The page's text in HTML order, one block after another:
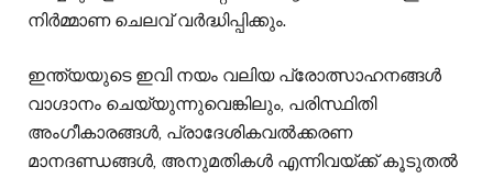
നിർമ്മാണ ചെലവ് വർദ്ധിപ്പിക്കും.
ഇന്ത്യയുടെ ഇവി നയം വലിയ പ്രോത്സാഹനങ്ങൾ
വാഗ്ദാനം ചെയ്യുന്നുവെങ്കിലും, പരിസ്ഥിതി
അംഗീകാരങ്ങൾ, പ്രാദേശികവൽക്കരണ
മാനദണ്ഡങ്ങൾ, അനുമതികൾ എന്നിവയ്ക്ക് കൂടുതൽ